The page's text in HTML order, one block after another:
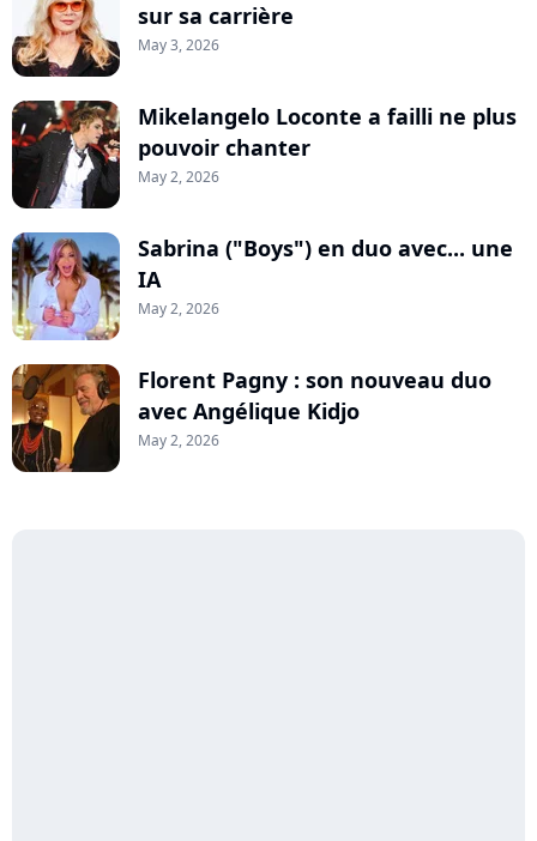
sur sa carrière
May 3, 2026
Mikelangelo Loconte a failli ne plus
pouvoir chanter
May 2, 2026
Sabrina ("Boys") en duo avec... une
IA
May 2, 2026
Florent Pagny : son nouveau duo
avec Angélique Kidjo
May 2, 2026